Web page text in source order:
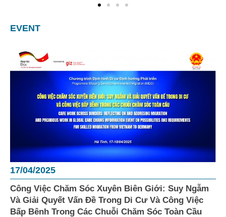
EVENT
17/04/2025
Công Việc Chăm Sóc Xuyên Biên Giới: Suy Ngẫm
Và Giải Quyết Vấn Đề Trong Di Cư Và Công Việc
Bấp Bênh Trong Các Chuỗi Chăm Sóc Toàn Cầu